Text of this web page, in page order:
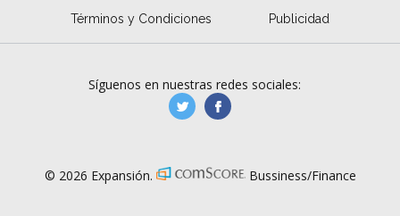
Términos y Condiciones Publicidad
Síguenos en nuestras redes sociales:
manufacturaGE
© 2026 Expansión. Bussiness/Finance